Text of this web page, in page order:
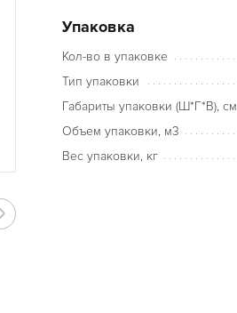
Упаковка
Кол-во в упаковке
Тип упаковки
Габариты упаковки (Ш*Г*В), см
Объем упаковки, м3
Вес упаковки, кг